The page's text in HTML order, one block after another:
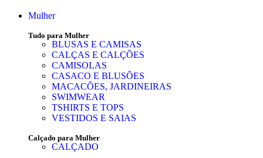
Mulher
Tudo para Mulher
BLUSAS E CAMISAS
CALÇAS E CALÇÕES
CAMISOLAS
CASACO E BLUSÕES
MACACÕES, JARDINEIRAS
SWIMWEAR
TSHIRTS E TOPS
VESTIDOS E SAIAS
Calçado para Mulher
CALÇADO